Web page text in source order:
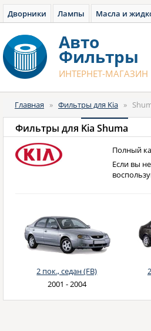
Дворники Лампы Масла и
Авто
Фильтры
ИНТЕРНЕТ-МАГАЗИН
Главная » Фильтры для Kia »
Фильтры для Kia Shuma
Полный
Если вы
2 пок., седан (FB)
2001 - 2004